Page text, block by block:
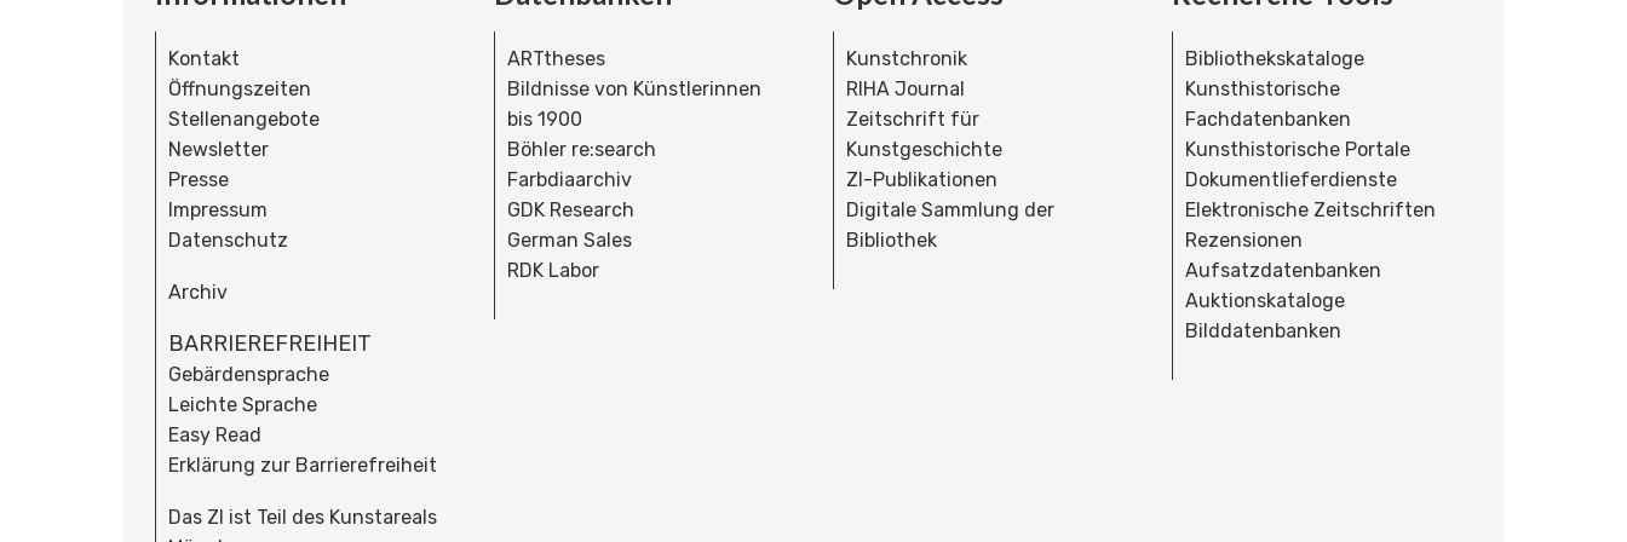
Kontakt
Öffnungszeiten
Stellenangebote
Newsletter
Presse
Impressum
Datenschutz
Archiv
BARRIEREFREIHEIT
Gebärdensprache
Leichte Sprache
Easy Read
Erklärung zur Barrierefreiheit
Das ZI ist Teil des Kunstareals
ARTtheses
Bildnisse von Künstlerinnen
bis 1900
Böhler re:search
Farbdiaarchiv
GDK Research
German Sales
RDK Labor
Kunstchronik
RIHA Journal
Zeitschrift für
Kunstgeschichte
ZI-Publikationen
Digitale Sammlung der
Bibliothek
Bibliothekskataloge
Kunsthistorische
Fachdatenbanken
Kunsthistorische Portale
Dokumentlieferdienste
Elektronische Zeitschriften
Rezensionen
Aufsatzdatenbanken
Auktionskataloge
Bilddatenbanken